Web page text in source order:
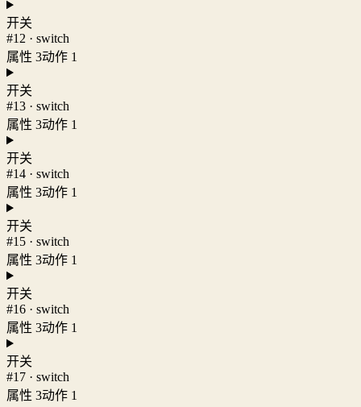
开关
#12 · switch
属性 3动作 1
开关
#13 · switch
属性 3动作 1
开关
#14 · switch
属性 3动作 1
开关
#15 · switch
属性 3动作 1
开关
#16 · switch
属性 3动作 1
开关
#17 · switch
属性 3动作 1